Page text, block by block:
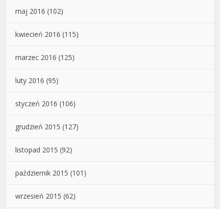
maj 2016 (102)
kwiecień 2016 (115)
marzec 2016 (125)
luty 2016 (95)
styczeń 2016 (106)
grudzień 2015 (127)
listopad 2015 (92)
październik 2015 (101)
wrzesień 2015 (62)